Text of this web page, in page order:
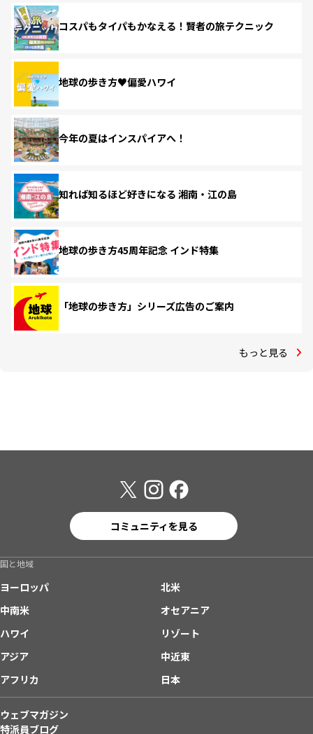
コスパもタイパもかなえる！賢者の旅テクニック
地球の歩き方♥偏愛ハワイ
今年の夏はインスパイアへ！
知れば知るほど好きになる 湘南・江の島
地球の歩き方45周年記念 インド特集
「地球の歩き方」シリーズ広告のご案内
もっと見る
コミュニティを見る
国と地域
ヨーロッパ
北米
中南米
オセアニア
ハワイ
リゾート
アジア
中近東
アフリカ
日本
ウェブマガジン
特派員ブログ